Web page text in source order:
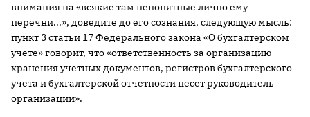
внимания на «всякие там непонятные лично ему
перечни...», доведите до его сознания, следующую мысль:
пункт 3 статьи 17 Федерального закона «О бухгалтерском
учете» говорит, что «ответственность за организацию
хранения учетных документов, регистров бухгалтерского
учета и бухгалтерской отчетности несет руководитель
организации».